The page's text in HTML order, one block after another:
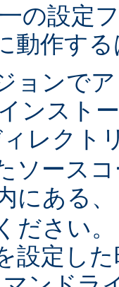
の設定
動作す
ョンで
ンスト
レクト
ソース
にある
ださい
設定し